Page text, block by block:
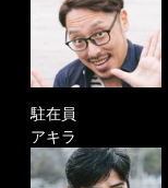
駐在員
アキラ